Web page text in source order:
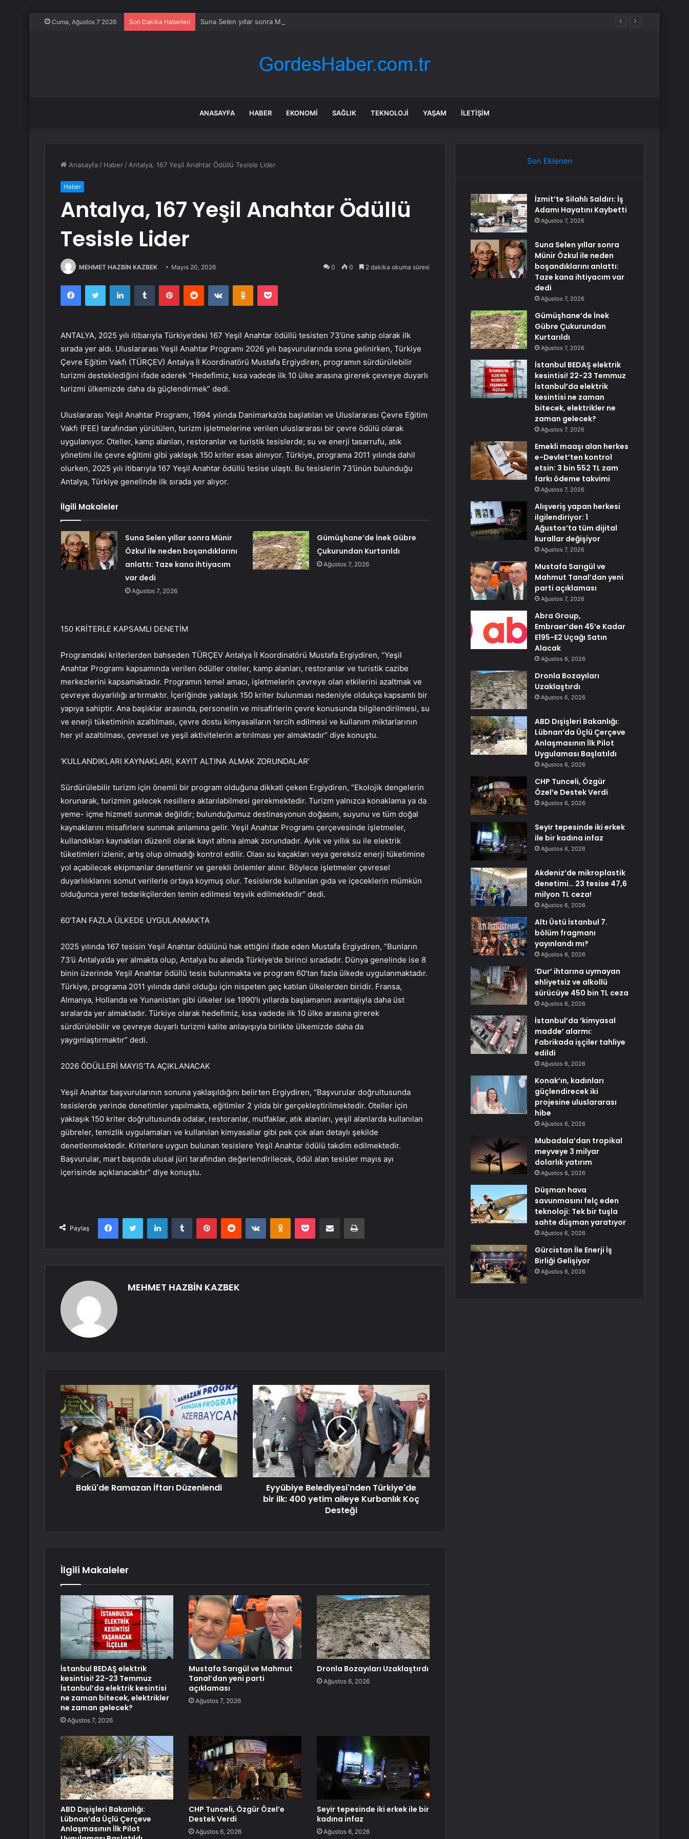
Cuma, Ağustos 7 2026 Son Dakika Haberleri Suna Selen yıllar sonra Münir Özkul ile neden boşandıklarını anlattı: Taze kana ihtiyacım var dedi
ANASAYFA HABER EKONOMI SAĞLIK TEKNOLOJI YAŞAM İLETIŞIM
Anasayfa / Haber / Antalya, 167 Yeşil Anahtar Ödüllü Tesisle Lider
Haber
Antalya, 167 Yeşil Anahtar Ödüllü
Tesisle Lider
MEHMET HAZBİN KAZBEK Mayıs 20, 2026 0 0 2 dakika okuma süresi
FacebookTwitter LinkedInTumblr PinterestReddit VKontakteOdnoklassniki
Pocket
ANTALYA, 2025 yılı itibarıyla Türkiye’deki 167 Yeşil Anahtar ödüllü tesisten 73’üne sahip olarak ilk
sırada yer aldı. Uluslararası Yeşil Anahtar Programı 2026 yılı başvurularında sona gelinirken, Türkiye
Çevre Eğitim Vakfı (TÜRÇEV) Antalya İl Koordinatörü Mustafa Ergiydiren, programın sürdürülebilir
turizmi desteklediğini ifade ederek “Hedefimiz, kısa vadede ilk 10 ülke arasına girerek çevreye duyarlı
turizmi ülkemizde daha da güçlendirmek” dedi.
Uluslararası Yeşil Anahtar Programı, 1994 yılında Danimarka’da başlatılan ve Uluslararası Çevre Eğitim
Vakfı (FEE) tarafından yürütülen, turizm işletmelerine verilen uluslararası bir çevre ödülü olarak
uygulanıyor. Oteller, kamp alanları, restoranlar ve turistik tesislerde; su ve enerji tasarrufu, atık
yönetimi ile çevre eğitimi gibi yaklaşık 150 kriter esas alınıyor. Türkiye, programa 2011 yılında dahil
olurken, 2025 yılı itibarıyla 167 Yeşil Anahtar ödüllü tesise ulaştı. Bu tesislerin 73’ünün bulunduğu
Antalya, Türkiye genelinde ilk sırada yer alıyor.
İlgili Makaleler
Suna Selen yıllar sonra Münir
Özkul ile neden boşandıklarını
anlattı: Taze kana ihtiyacım
var dedi
Ağustos 7, 2026
Gümüşhane’de İnek Gübre
Çukurundan Kurtarıldı
Ağustos 7, 2026
150 KRİTERLE KAPSAMLI DENETİM
Programdaki kriterlerden bahseden TÜRÇEV Antalya İl Koordinatörü Mustafa Ergiydiren, “Yeşil
Anahtar Programı kapsamında verilen ödüller oteller, kamp alanları, restoranlar ve turistik cazibe
merkezlerini kapsamaktadır. Programın temel amacı, işletmelerin çevreye olan etkilerini azaltmak ve
çevreye duyarlılığı artırmaktır. İçeriğinde yaklaşık 150 kriter bulunması nedeniyle oldukça kapsamlı bir
yapıya sahiptir. Ana başlıklar arasında, personelin ve misafirlerin çevre konusunda bilgilendirilmesi, su
ve enerji tüketiminin azaltılması, çevre dostu kimyasalların tercih edilmesi ve kullanım miktarlarının
her yıl azaltılması, çevresel ve yeşil aktivitelerin artırılması yer almaktadır” diye konuştu.
‘KULLANDIKLARI KAYNAKLARI, KAYIT ALTINA ALMAK ZORUNDALAR’
Sürdürülebilir turizm için önemli bir program olduğuna dikkati çeken Ergiydiren, “Ekolojik dengelerin
korunarak, turizmin gelecek nesillere aktarılabilmesi gerekmektedir. Turizm yalnızca konaklama ya da
yeme- içme hizmeti sunmak değildir; bulunduğumuz destinasyonun doğasını, suyunu ve tüm doğal
kaynaklarını misafirlere sunmak anlamına gelir. Yeşil Anahtar Programı çerçevesinde işletmeler,
kullandıkları kaynakları düzenli olarak kayıt altına almak zorundadır. Aylık ve yıllık su ile elektrik
tüketimleri izlenir, artış olup olmadığı kontrol edilir. Olası su kaçakları veya gereksiz enerji tüketimine
yol açabilecek ekipmanlar denetlenir ve gerekli önlemler alınır. Böylece işletmeler çevresel
duyarlılıklarını somut verilerle ortaya koymuş olur. Tesislerde kullanılan gıda ve içeceklerin mümkün
olduğunca yerel tedarikçilerden temin edilmesi teşvik edilmektedir” dedi.
60’TAN FAZLA ÜLKEDE UYGULANMAKTA
2025 yılında 167 tesisin Yeşil Anahtar ödülünü hak ettiğini ifade eden Mustafa Ergiydiren, “Bunların
73’ü Antalya’da yer almakta olup, Antalya bu alanda Türkiye’de birinci sıradadır. Dünya genelinde ise 8
binin üzerinde Yeşil Anahtar ödüllü tesis bulunmakta ve program 60’tan fazla ülkede uygulanmaktadır.
Türkiye, programa 2011 yılında dahil olduğu için nispeten geç katılan ülkelerden biridir. Fransa,
Almanya, Hollanda ve Yunanistan gibi ülkeler ise 1990’lı yıllarda başlamanın avantajıyla daha üst
sıralarda yer almaktadır. Türkiye olarak hedefimiz, kısa vadede ilk 10 ülke arasına girerek
sürdürülebilir ve çevreye duyarlı turizmi kalite anlayışıyla birlikte ülkemizde daha da
yaygınlaştırmaktır” dedi.
2026 ÖDÜLLERİ MAYIS’TA AÇIKLANACAK
Yeşil Anahtar başvurularının sonuna yaklaşıldığını belirten Ergiydiren, “Başvurular doğrultusunda
tesislerde yerinde denetimler yapılmakta, eğitimler 2 yılda bir gerçekleştirilmektedir. Oteller için
yaklaşık 150 kriter doğrultusunda odalar, restoranlar, mutfaklar, atık alanları, yeşil alanlarda kullanılan
gübreler, temizlik uygulamaları ve kullanılan kimyasallar gibi pek çok alan detaylı şekilde
denetlenmektedir. Kriterlere uygun bulunan tesislere Yeşil Anahtar ödülü takdim edilmektedir.
Başvurular, mart başında ulusal jüri tarafından değerlendirilecek, ödül alan tesisler mayıs ayı
içerisinde açıklanacaktır” diye konuştu.
Paylaş
FacebookTwitter LinkedInTumblr PinterestReddit VKontakteOdnoklassniki
Pocket E-Posta ile paylaş Yazdır
MEHMET HAZBİN KAZBEK
Bakü'de Ramazan İftarı Düzenlendi
Eyyübiye Belediyesi'nden Türkiye'de
bir ilk: 400 yetim aileye Kurbanlık Koç
Desteği
İlgili Makaleler
İstanbul BEDAŞ elektrik
kesintisi! 22-23 Temmuz
İstanbul’da elektrik kesintisi
ne zaman bitecek, elektrikler
ne zaman gelecek?
Ağustos 7, 2026
Mustafa Sarıgül ve Mahmut
Tanal’dan yeni parti
açıklaması
Ağustos 7, 2026
Dronla Bozayıları Uzaklaştırdı
Ağustos 6, 2026
ABD Dışişleri Bakanlığı:
Lübnan’da Üçlü Çerçeve
Anlaşmasının İlk Pilot
CHP Tunceli, Özgür Özel’e
Destek Verdi
Ağustos 6, 2026
Seyir tepesinde iki erkek ile bir
kadına infaz
Ağustos 6, 2026
Son Eklenen
İzmit’te Silahlı Saldırı: İş
Adamı Hayatını Kaybetti
Ağustos 7, 2026
Suna Selen yıllar sonra
Münir Özkul ile neden
boşandıklarını anlattı:
Taze kana ihtiyacım var
dedi
Ağustos 7, 2026
Gümüşhane’de İnek
Gübre Çukurundan
Kurtarıldı
Ağustos 7, 2026
İstanbul BEDAŞ elektrik
kesintisi! 22-23 Temmuz
İstanbul’da elektrik
kesintisi ne zaman
bitecek, elektrikler ne
zaman gelecek?
Ağustos 7, 2026
Emekli maaşı alan herkes
e-Devlet’ten kontrol
etsin: 3 bin 552 TL zam
farkı ödeme takvimi
Ağustos 7, 2026
Alışveriş yapan herkesi
ilgilendiriyor: 1
Ağustos’ta tüm dijital
kurallar değişiyor
Ağustos 7, 2026
Mustafa Sarıgül ve
Mahmut Tanal’dan yeni
parti açıklaması
Ağustos 7, 2026
Abra Group,
Embraer’den 45’e Kadar
E195-E2 Uçağı Satın
Alacak
Ağustos 6, 2026
Dronla Bozayıları
Uzaklaştırdı
Ağustos 6, 2026
ABD Dışişleri Bakanlığı:
Lübnan’da Üçlü Çerçeve
Anlaşmasının İlk Pilot
Uygulaması Başlatıldı
Ağustos 6, 2026
CHP Tunceli, Özgür
Özel’e Destek Verdi
Ağustos 6, 2026
Seyir tepesinde iki erkek
ile bir kadına infaz
Ağustos 6, 2026
Akdeniz’de mikroplastik
denetimi… 23 tesise 47,6
milyon TL ceza!
Ağustos 6, 2026
Altı Üstü İstanbul 7.
bölüm fragmanı
yayınlandı mı?
Ağustos 6, 2026
‘Dur’ ihtarına uymayan
ehliyetsiz ve alkollü
sürücüye 450 bin TL ceza
Ağustos 6, 2026
İstanbul’da ‘kimyasal
madde’ alarmı:
Fabrikada işçiler tahliye
edildi
Ağustos 6, 2026
Konak’ın, kadınları
güçlendirecek iki
projesine uluslararası
hibe
Ağustos 6, 2026
Mubadala’dan tropikal
meyveye 3 milyar
dolarlık yatırım
Ağustos 6, 2026
Düşman hava
savunmasını felç eden
teknoloji: Tek bir tuşla
sahte düşman yaratıyor
Ağustos 6, 2026
Gürcistan İle Enerji İş
Birliği Gelişiyor
Ağustos 6, 2026